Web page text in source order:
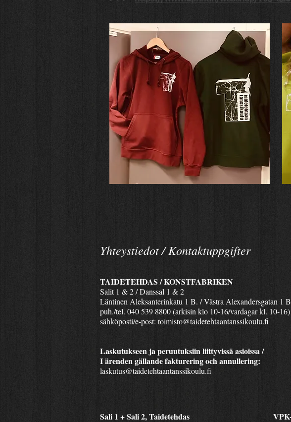
Yhteystiedot / Kontaktuppgifter
TAIDETEHDAS / KONSTFABRIKEN
Salit 1 & 2 / Danssal 1 & 2
Läntinen Aleksanterinkatu 1 B. / Västra Alexandersgatan 1 B
puh./tel. 040 539 8800 (arkisin klo 10-16/vardagar kl. 10-16)
sähköposti/e-post: toimisto@taidetehtaantanssikoulu.fi
Laskutukseen ja peruutuksiin liittyvissä asioissa /
I ärenden gällande fakturering och annullering:
laskutus@taidetehtaantanssikoulu.fi
Sali 1 + Sali 2, Taidetehdas